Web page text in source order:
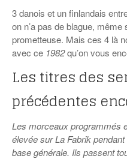
3 danois et un finlandais
on n’a pas de blague,
prometteuse. Mais ces 4 là
avec ce 1982qu’on vous
Les titres des
précédentes
Les morceaux programmés
élevée sur La Fabrik
base générale. Ils passent